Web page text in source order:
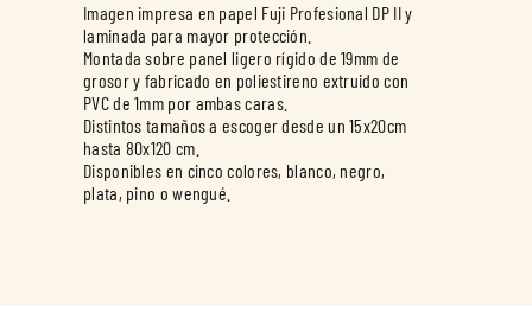
Imagen impresa en papel Fuji Profesional DP II y
laminada para mayor protección.
Montada sobre panel ligero rígido de 19mm de
grosor y fabricado en poliestireno extruido con
PVC de 1mm por ambas caras.
Distintos tamaños a escoger desde un 15x20cm
hasta 80x120 cm.
Disponibles en cinco colores, blanco, negro,
plata, pino o wengué.